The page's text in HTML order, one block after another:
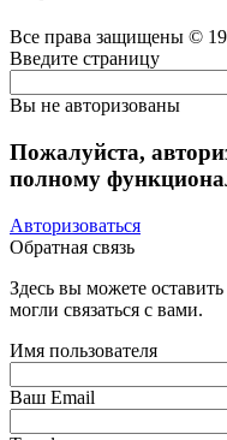
Все права защищены ©
Введите страницу
Вы не авторизованы
Пожалуйста,
полному
Авторизоваться
Обратная связь
Здесь вы можете
могли связаться с вами.
Имя пользователя
Ваш Email